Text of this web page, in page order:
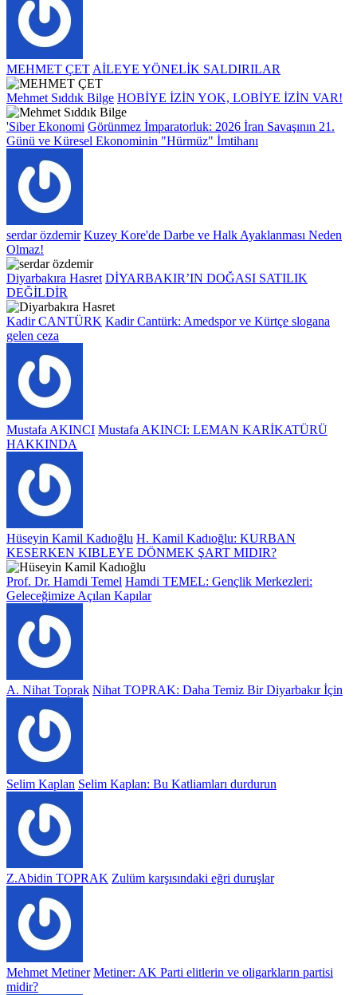
MEHMET ÇET AİLEYE YÖNELİK SALDIRILAR
Mehmet Sıddık Bilge HOBİYE İZİN YOK, LOBİYE İZİN VAR!
'Siber Ekonomi Görünmez İmparatorluk: 2026 İran Savaşının 21.
Günü ve Küresel Ekonominin "Hürmüz" İmtihanı
serdar özdemir Kuzey Kore'de Darbe ve Halk Ayaklanması Neden
Olmaz!
Diyarbakıra Hasret DİYARBAKIR’IN DOĞASI SATILIK
DEĞİLDİR
Kadir CANTÜRK Kadir Cantürk: Amedspor ve Kürtçe slogana
gelen ceza
Mustafa AKINCI Mustafa AKINCI: LEMAN KARİKATÜRÜ
HAKKINDA
Hüseyin Kamil Kadıoğlu H. Kamil Kadıoğlu: KURBAN
KESERKEN KIBLEYE DÖNMEK ŞART MIDIR?
Prof. Dr. Hamdi Temel Hamdi TEMEL: Gençlik Merkezleri:
Geleceğimize Açılan Kapılar
A. Nihat Toprak Nihat TOPRAK: Daha Temiz Bir Diyarbakır İçin
Selim Kaplan Selim Kaplan: Bu Katliamları durdurun
Z.Abidin TOPRAK Zulüm karşısındaki eğri duruşlar
Mehmet Metiner Metiner: AK Parti elitlerin ve oligarkların partisi
midir?